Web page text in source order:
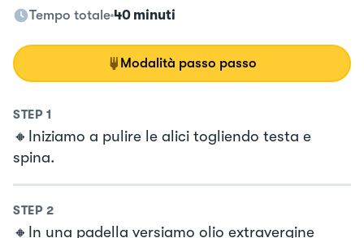
Tempo totale 40 minuti
Modalità passo passo
STEP 1
🔸Iniziamo a pulire le alici togliendo testa e
spina.
STEP 2
🔸In una padella versiamo olio extravergine